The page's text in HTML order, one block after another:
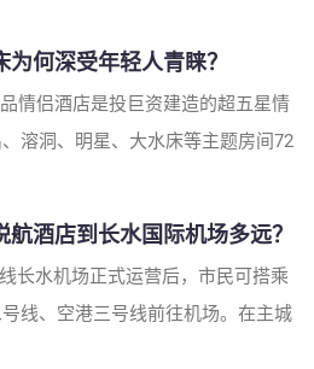
何深受年轻人青睐？
情侣酒店是投巨资建造的超五星情
溶洞、明星、大水床等主题房间72
航酒店到长水国际机场多远？
长水机场正式运营后，市民可搭乘
线、空港三号线前往机场。在主城